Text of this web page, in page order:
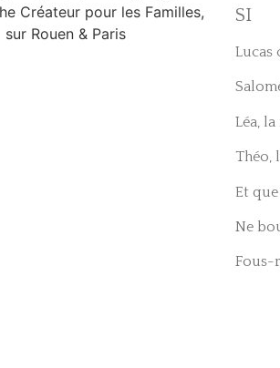
SI
Lucas
Léa,
Théo,
Et
Ne
Fous-